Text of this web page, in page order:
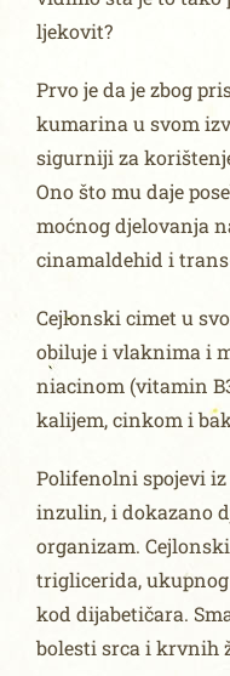
ljekovit?
Prvo je da je zbog
kumarina u svom
sigurniji za
Ono što mu daje
moćnog djelovanja
cinamaldehid i
Cejlonski cimet u
obiluje i vlaknima i
niacinom (vitamin
kalijem, cinkom i
Polifenolni spojevi
inzulin, i dokazano
organizam.
triglicerida, ukupnog
kod dijabetičara.
bolesti srca i krvnih